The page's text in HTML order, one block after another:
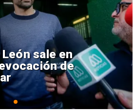
formalizan